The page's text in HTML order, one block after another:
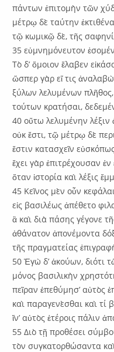
πάντων ἐπιτομὴν τῶν
μέτρῳ δὲ ταύτην
τῷ κωμικῷ δὲ, τῆς
35 εὐμνημόνευτον
Τὸ δ’ ὅμοιον ἔλαβεν
ὥσπερ γὰρ εἴ τις
ξύλων λελυμένων
τούτων κρατήσαι,
40 οὕτω λελυμένην λέξιν
οὐκ ἔστι, τῷ μέτρῳ δὲ
ἔστιν κατασχεῖν
ἔχει γὰρ ἐπιτρέχουσαν
ὅταν ἱστορία καὶ λέξις
45 Κεῖνος μὲν οὖν
εἰς βασιλέως ἀπέθετο
ἃ καὶ διὰ πάσης γέγονε
ἀθάνατον ἀπονέμοντα
τῆς πραγματείας
50 Ἐγὼ δ’ ἁκούων, διότι
μόνος βασιλικὴν
πεῖραν ἐπεθύμησ’ αὐτὸς
καὶ παραγενὲσθαι καὶ τί
ἵν’ αὐτὸς ἑτέροις πάλιν
55 Διὸ τῇ προθέσει
τὸν συγκατορθώσαντα